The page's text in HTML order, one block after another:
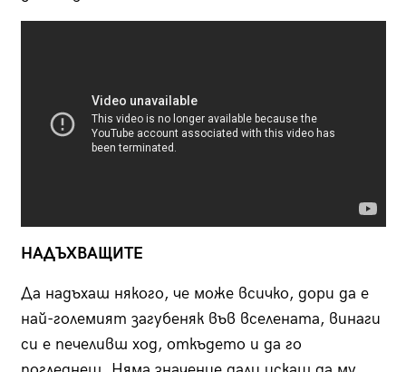
НАДЪХВАЩИТЕ
Да надъхаш някого, че може всичко, дори да е
най-големият загубеняк във вселената, винаги
си е печеливш ход, откъдето и да го